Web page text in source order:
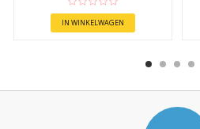
IN WINKELWAGEN